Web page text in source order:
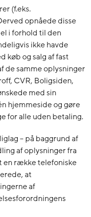
(f.eks.
opnåede disse
i forhold til den
ikke havde
køb og salg af fast
de samme oplysninger
CVR, Boligsiden,
med sin
hjemmeside og gøre
for alle uden betaling.
– på baggrund af
af oplysninger fra
række telefoniske
at
af